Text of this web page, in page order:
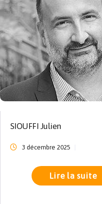
SIOUFFI Julien
3 décembre 2025
Lire la suite